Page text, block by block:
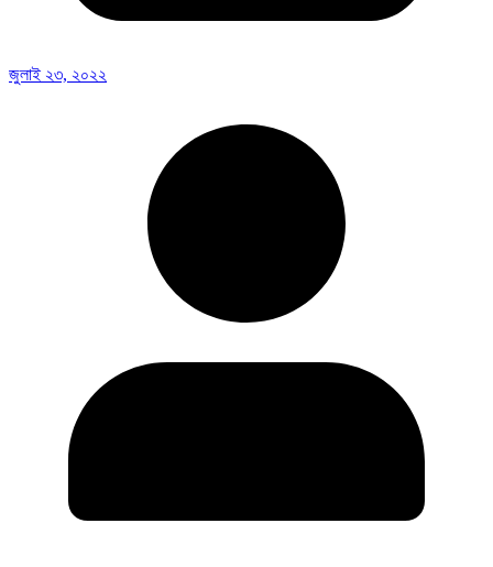
জুলাই ২৩, ২০২২